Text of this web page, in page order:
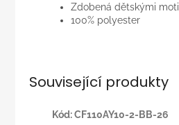
Související produkty
Kód:CF110AY10-2-BB-26
Zdobená dětskými
100% polyester